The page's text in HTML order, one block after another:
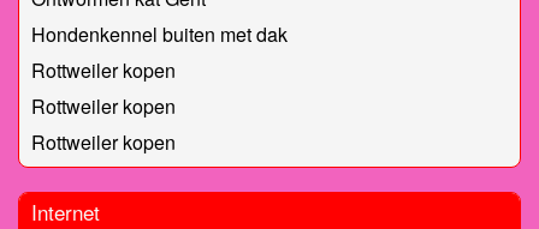
Hondenkennel buiten met dak
Rottweiler kopen
Rottweiler kopen
Rottweiler kopen
Internet